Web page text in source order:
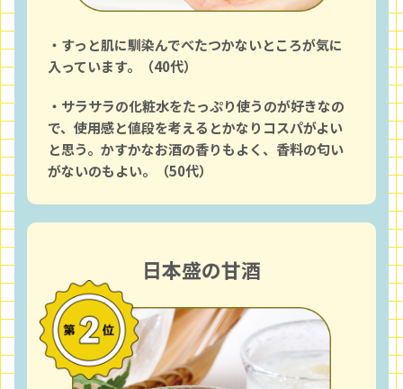
・すっと肌に馴染んでべたつかないところが気に
入っています。（40代）
・サラサラの化粧水をたっぷり使うのが好きなの
で、使用感と値段を考えるとかなりコスパがよい
と思う。かすかなお酒の香りもよく、香料の匂い
がないのもよい。（50代）
日本盛の甘酒